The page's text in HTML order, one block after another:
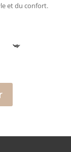
et du confort.